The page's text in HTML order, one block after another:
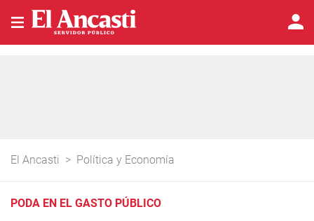
El Ancasti > Política y Economía
PODA EN EL GASTO PÚBLICO